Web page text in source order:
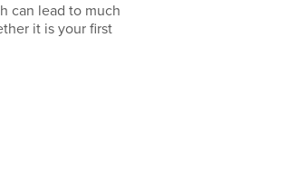
can lead to much
it is your first